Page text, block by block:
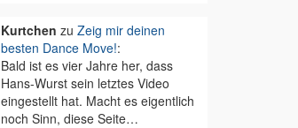
Kurtchen zu Zeig mir deinen
besten Dance Move!:
Bald ist es vier Jahre her, dass
Hans-Wurst sein letztes Video
eingestellt hat. Macht es eigentlich
noch Sinn, diese Seite…